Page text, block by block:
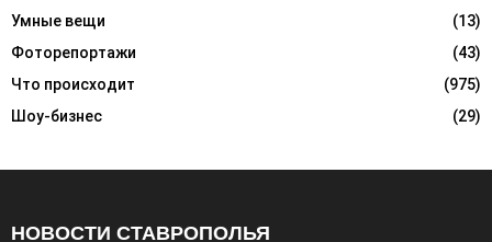
Умные вещи
(13)
Фоторепортажи
(43)
Что происходит
(975)
Шоу-бизнес
(29)
НОВОСТИ СТАВРОПОЛЬЯ